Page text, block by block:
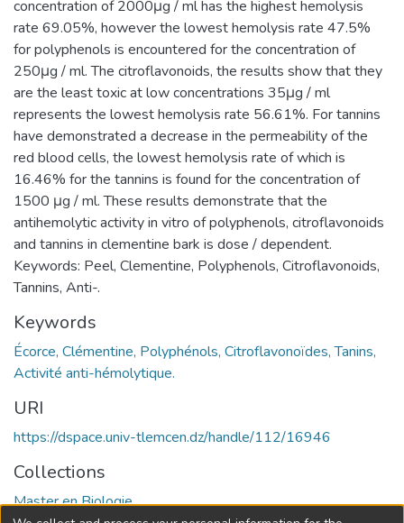
concentration of 2000μg / ml has the highest hemolysis
rate 69.05%, however the lowest hemolysis rate 47.5%
for polyphenols is encountered for the concentration of
250μg / ml. The citroflavonoids, the results show that they
are the least toxic at low concentrations 35μg / ml
represents the lowest hemolysis rate 56.61%. For tannins
have demonstrated a decrease in the permeability of the
red blood cells, the lowest hemolysis rate of which is
16.46% for the tannins is found for the concentration of
1500 μg / ml. These results demonstrate that the
antihemolytic activity in vitro of polyphenols, citroflavonoids
and tannins in clementine bark is dose / dependent.
Keywords: Peel, Clementine, Polyphenols, Citroflavonoids,
Tannins, Anti-.
Keywords
Écorce, Clémentine, Polyphénols, Citroflavonoïdes, Tanins,
Activité anti-hémolytique.
URI
https://dspace.univ-tlemcen.dz/handle/112/16946
Collections
Master en Biologie